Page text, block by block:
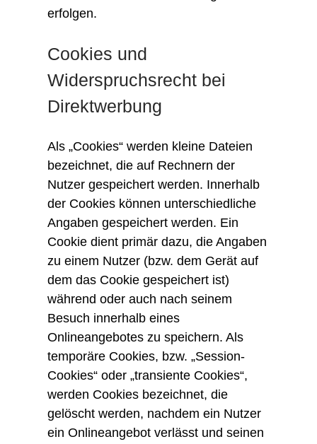
erfolgen.
Cookies und
Widerspruchsrecht bei
Direktwerbung
Als „Cookies“ werden kleine Dateien
bezeichnet, die auf Rechnern der
Nutzer gespeichert werden. Innerhalb
der Cookies können unterschiedliche
Angaben gespeichert werden. Ein
Cookie dient primär dazu, die Angaben
zu einem Nutzer (bzw. dem Gerät auf
dem das Cookie gespeichert ist)
während oder auch nach seinem
Besuch innerhalb eines
Onlineangebotes zu speichern. Als
temporäre Cookies, bzw. „Session-
Cookies“ oder „transiente Cookies“,
werden Cookies bezeichnet, die
gelöscht werden, nachdem ein Nutzer
ein Onlineangebot verlässt und seinen